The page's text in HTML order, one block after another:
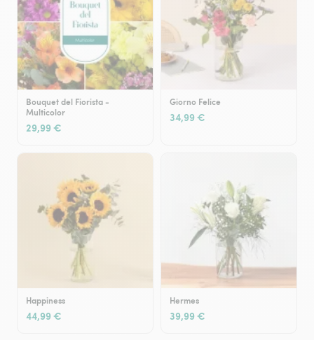
Bouquet del Fiorista -
Multicolor
29,99 €
Giorno Felice
34,99 €
Happiness
44,99 €
Hermes
39,99 €